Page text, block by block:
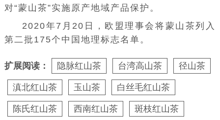
对“蒙山茶”实施原产地域产品保护。
2020年7月20日，欧盟理事会将蒙山茶列入
第二批175个中国地理标志名单。
扩展阅读： 隐脉红山茶 台湾高山茶 径山茶
滇北红山茶 玉山茶 白丝毛红山茶
陈氏红山茶 西南红山茶 斑枝红山茶